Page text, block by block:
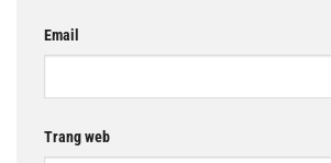
Email
Trang web